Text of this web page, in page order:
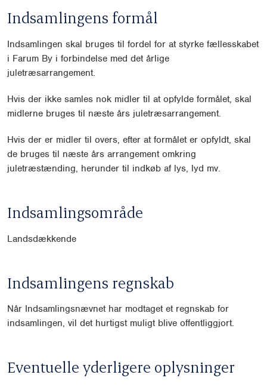
Indsamlingens formål
Indsamlingen skal bruges til fordel for at styrke fællesskabet
i Farum By i forbindelse med det årlige
juletræsarrangement.
Hvis der ikke samles nok midler til at opfylde formålet, skal
midlerne bruges til næste års juletræsarrangement.
Hvis der er midler til overs, efter at formålet er opfyldt, skal
de bruges til næste års arrangement omkring
juletræstænding, herunder til indkøb af lys, lyd mv.
Indsamlingsområde
Landsdækkende
Indsamlingens regnskab
Når Indsamlingsnævnet har modtaget et regnskab for
indsamlingen, vil det hurtigst muligt blive offentliggjort.
Eventuelle yderligere oplysninger